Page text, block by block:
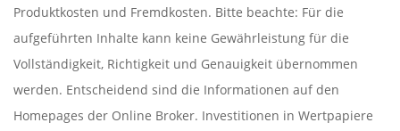
Produktkosten und Fremdkosten. Bitte beachte: Für die
aufgeführten Inhalte kann keine Gewährleistung für die
Vollständigkeit, Richtigkeit und Genauigkeit übernommen
werden. Entscheidend sind die Informationen auf den
Homepages der Online Broker. Investitionen in Wertpapiere